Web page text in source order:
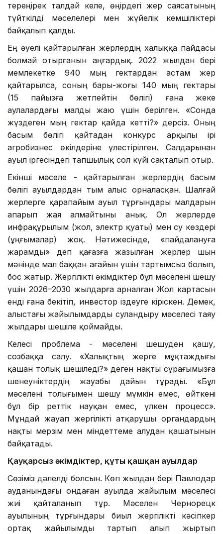
тереңірек талдай келе, өңірдегі жер саясатының
түйткілді мәселелері мен жүйелік кемшіліктері
байқалып қалды.
Ең әуелі қайтарылған жерлердің халыққа пайдасы
болмай отырғанын аңғардық. 2022 жылдан бері
мемлекетке 940 мың гектардан астам жер
қайтарылса, соның бары-жоғы 140 мың гектары
(15 пайызға жетпейтін бөлігі) ғана жеке
аулалардағы малды жаю үшін берілген. «Сонда
жүздеген мың гектар қайда кетті?» дерсіз. Оның
басым бөлігі қайтадан конкурс арқылы ірі
агробизнес өкілдеріне үлестірілген. Салдарынан
ауыл іргесіндегі тапшылық сол күйі сақталып отыр.
Екінші мәселе - қайтарылған жерлердің басым
бөлігі ауылдардан тым алыс орналасқан. Шалғай
жерлерге қарапайым ауыл тұрғындары малдарын
апарып жая алмайтыны анық. Ол жерлерде
инфрақұрылым (жол, электр қуаты) мен су көздері
(ұңғымалар) жоқ. Нәтижесінде, «пайдалануға
жарамды» деп қағазға жазылған жерлер шын
мәнінде мал баққан ағайын үшін тартымсыз болып,
бос жатыр. Жергілікті әкімдіктер бұл мәселені шешу
үшін 2026–2030 жылдарға арналған Жол картасын
енді ғана бекітіп, инвестор іздеуге кіріскен. Демек,
алыстағы жайылымдарды суландыру мәселесі таяу
жылдары шешіле қоймайды.
Келесі проблема - мәселені шешуден қашу,
созбаққа салу. «Халықтың жерге мұқтаждығы
қашан толық шешіледі?» деген нақты сұрағымызға
шенеуніктердің жауабы дайын тұрады. «Бұл
мәселені толығымен шешу мүмкін емес, өйткені
бұл бір реттік науқан емес, үлкен процесс».
Мұндай жауап жергілікті атқарушы органдардың
нақты мерзім мен міндеттеме алудан қашатынын
байқатады.
Қауқарсыз әкімдіктер, құты қашқан ауылдар
Сөзіміз дәлелді болсын. Көп жылдан бері Павлодар
ауданындағы ондаған ауылда жайылым мәселесі
жиі қайталанып тұр. Мәселен Чернорецк
ауылының тұрғындары биыл жергілікті кәсіпкер
ортақ жайылымды тартып алып жыртып